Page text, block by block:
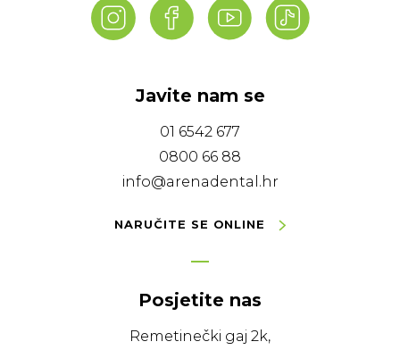
Javite nam se
01 6542 677
0800 66 88
info@arenadental.hr
NARUČITE SE ONLINE
Posjetite nas
Remetinečki gaj 2k,